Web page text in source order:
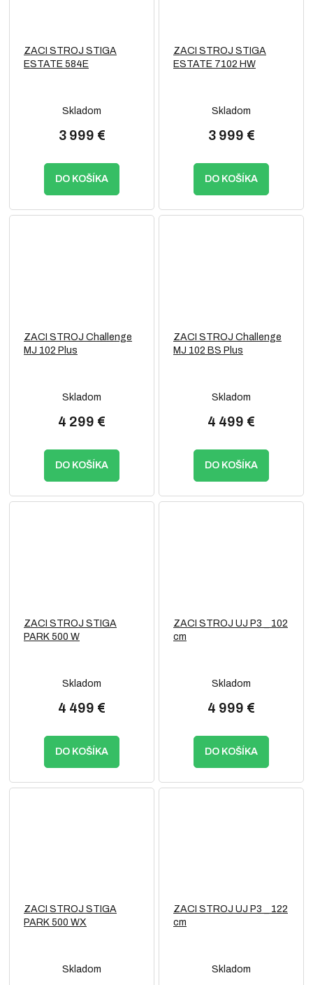
ZACI STROJ STIGA
ESTATE 584E
Skladom
3 999 €
DO KOŠÍKA
ZACI STROJ STIGA
ESTATE 7102 HW
Skladom
3 999 €
DO KOŠÍKA
ZACI STROJ Challenge
MJ 102 Plus
Skladom
4 299 €
DO KOŠÍKA
ZACI STROJ Challenge
MJ 102 BS Plus
Skladom
4 499 €
DO KOŠÍKA
ZACI STROJ STIGA
PARK 500 W
Skladom
4 499 €
DO KOŠÍKA
ZACI STROJ UJ P3 _ 102
cm
Skladom
4 999 €
DO KOŠÍKA
ZACI STROJ STIGA
PARK 500 WX
Skladom
ZACI STROJ UJ P3 _ 122
cm
Skladom